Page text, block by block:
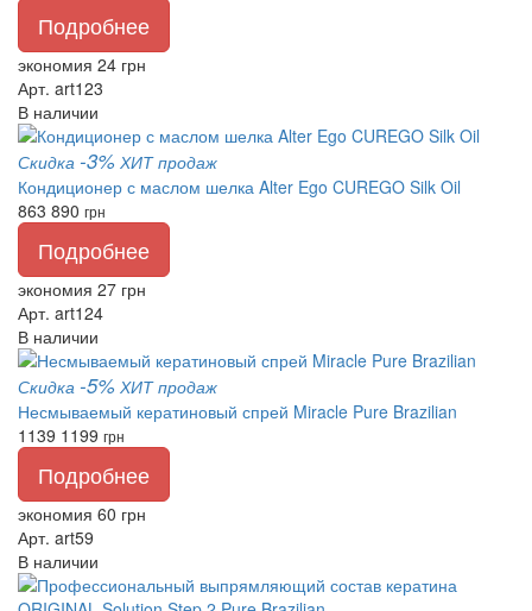
Подробнее
экономия 24 грн
Арт. art123
В наличии
Скидка -3% ХИТ продаж
Кондиционер с маслом шелка Alter Ego CUREGO Silk Oil
863 890 грн
Подробнее
экономия 27 грн
Арт. art124
В наличии
Скидка -5% ХИТ продаж
Несмываемый кератиновый спрей Miracle Pure Brazilian
1139 1199 грн
Подробнее
экономия 60 грн
Арт. art59
В наличии